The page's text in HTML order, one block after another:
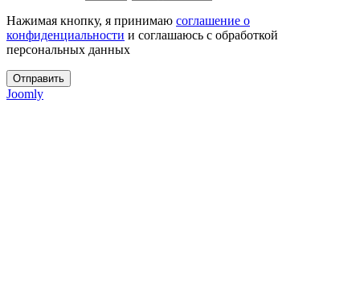
Нажимая кнопку, я принимаю соглашение о
конфиденциальности и соглашаюсь с обработкой
персональных данных
Отправить
Joomly